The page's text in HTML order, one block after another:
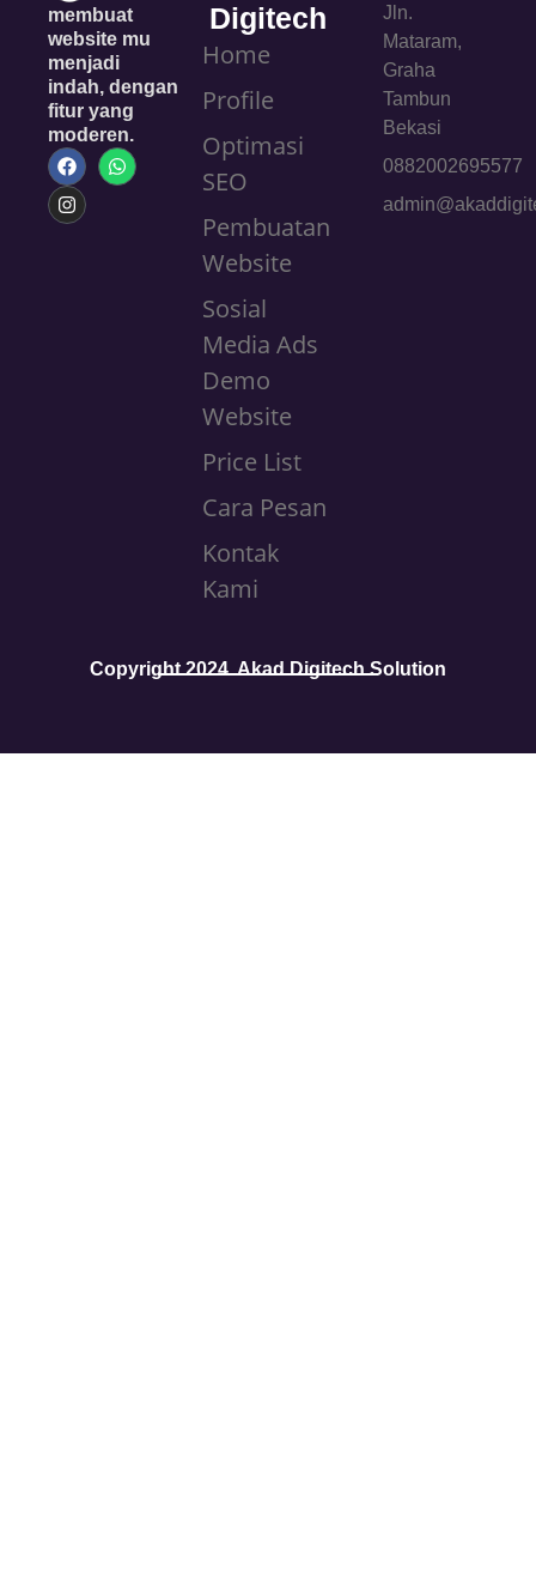
membuat
website mu
menjadi
indah, dengan
fitur yang
moderen.
F
a
c
e
b
W
h
a
I
n
s
t
a
Digitech
Home
Profile
Optimasi
SEO
Pembuatan
Website
Sosial
Media Ads
Demo
Website
Price List
Cara Pesan
Kontak
Kami
Jln.
Mataram,
Graha
Tambun
Bekasi
0882002695577
Copyright 2024. Akad Digitech Solution